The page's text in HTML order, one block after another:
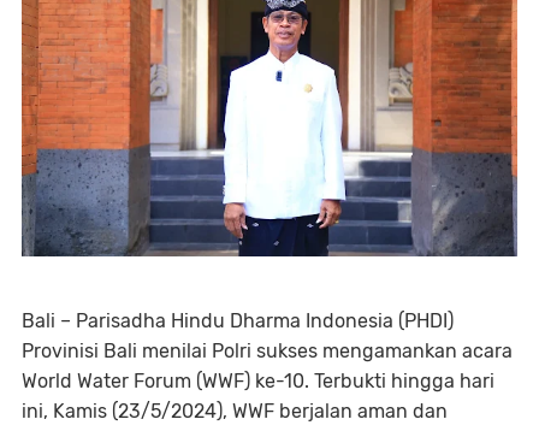
Bali – Parisadha Hindu Dharma Indonesia (PHDI)
Provinisi Bali menilai Polri sukses mengamankan acara
World Water Forum (WWF) ke-10. Terbukti hingga hari
ini, Kamis (23/5/2024), WWF berjalan aman dan